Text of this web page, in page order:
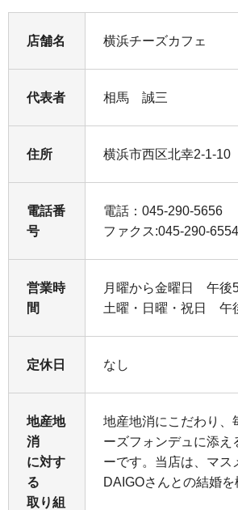
店舗名 横浜チーズカフェ
代表者 相馬 誠三
住所 横浜市西区北幸2-1-10
電話番
号
電話：045-290-5656
ファクス:045-290-6554
営業時
間
月曜から金曜日 午後
土曜・日曜・祝日 午
定休日 なし
地産地
消
に対す
る
取り組
地産地消にこだわり、
ーズフォンデュに添
ーです。当店は、マ
DAIGOさんとの結婚